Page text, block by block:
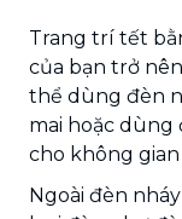
Trang trí tết
của bạn trở
thể dùng đèn
mai hoặc dùng
cho không
Ngoài đèn